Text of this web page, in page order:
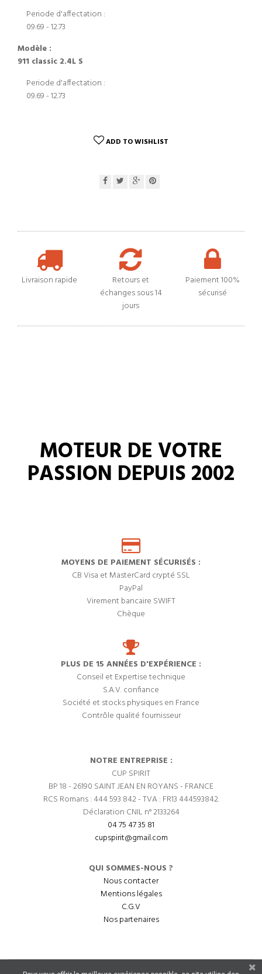
Periode d'affectation :
09.69 - 12.73
Modèle :
911 classic 2.4L S
Periode d'affectation :
09.69 - 12.73
ADD TO WISHLIST
Livraison rapide
Retours et
échanges sous 14
jours
Paiement 100%
sécurisé
MOTEUR DE VOTRE
PASSION DEPUIS 2002
MOYENS DE PAIEMENT SÉCURISÉS :
CB Visa et MasterCard crypté SSL
PayPal
Virement bancaire SWIFT
Chèque
PLUS DE 15 ANNÉES D'EXPÉRIENCE :
Conseil et Expertise technique
S.A.V. confiance
Société et stocks physiques en France
Contrôle qualité fournisseur
NOTRE ENTREPRISE :
CUP SPIRIT
BP 18 - 26190 SAINT JEAN EN ROYANS - FRANCE
RCS Romans : 444 593 842 - TVA : FR13 444593842.
Déclaration CNIL n° 2133264
04 75 47 35 81
cupspirit@gmail.com
QUI SOMMES-NOUS ?
Nous contacter
Mentions légales
C.G.V
Nos partenaires